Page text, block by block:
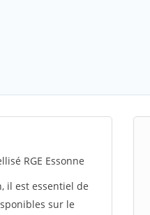
RGE Essonne
il est essentiel de
sur le